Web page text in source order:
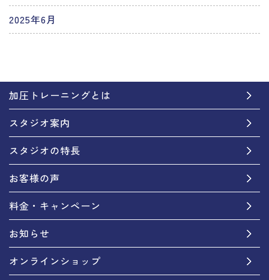
2025年6月
加圧トレーニングとは
スタジオ案内
スタジオの特長
お客様の声
料金・キャンペーン
お知らせ
オンラインショップ